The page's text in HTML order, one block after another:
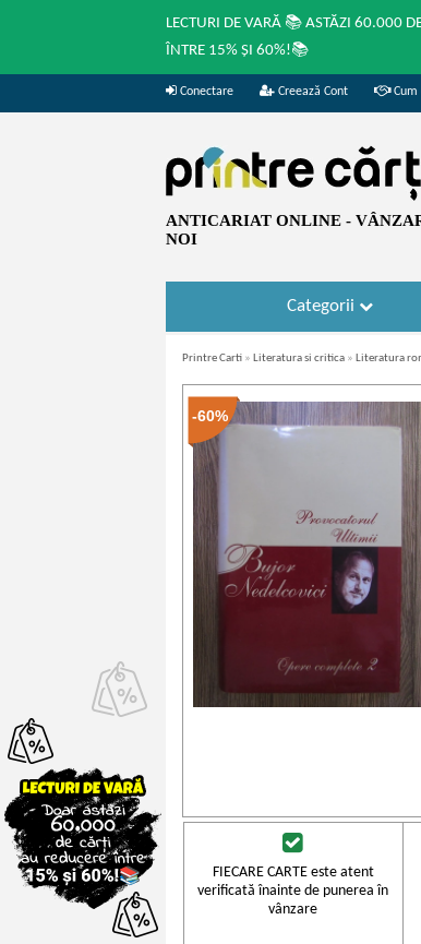
LECTURI DE VARĂ 📚 ASTĂZI 60.000
ÎNTRE 15% ȘI 60%!📚
Conectare Creează Cont Cum
ANTICARIAT ONLINE -
NOI
Categorii
Printre Carti » Literatura si critica » Literatura
-60%
FIECARE CARTE este atent
verificată înainte de punerea în
vânzare